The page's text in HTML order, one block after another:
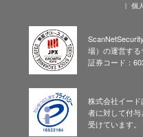
個
場）の運営する
証券コード：
株式会社イー
者に対して付
受けています。